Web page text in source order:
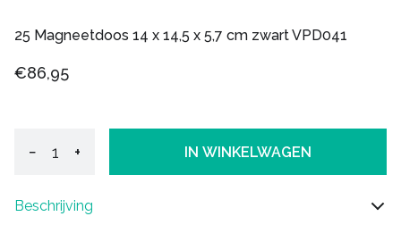
25 Magneetdoos 14 x 14,5 x 5,7 cm zwart VPD041
€86,95
− + IN WINKELWAGEN
Beschrijving